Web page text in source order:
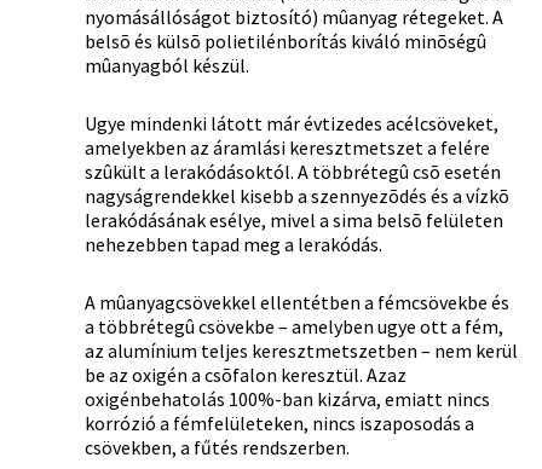
nyomásállóságot biztosító) mûanyag rétegeket. A
belsõ és külsõ polietilénborítás kiváló minõségû
mûanyagból készül.
Ugye mindenki látott már évtizedes acélcsöveket,
amelyekben az áramlási keresztmetszet a felére
szûkült a lerakódásoktól. A többrétegû csõ esetén
nagyságrendekkel kisebb a szennyezõdés és a vízkõ
lerakódásának esélye, mivel a sima belsõ felületen
nehezebben tapad meg a lerakódás.
A mûanyagcsövekkel ellentétben a fémcsövekbe és
a többrétegû csövekbe – amelyben ugye ott a fém,
az alumínium teljes keresztmetszetben – nem kerül
be az oxigén a csõfalon keresztül. Azaz
oxigénbehatolás 100%-ban kizárva, emiatt nincs
korrózió a fémfelületeken, nincs iszaposodás a
csövekben, a fűtés rendszerben.